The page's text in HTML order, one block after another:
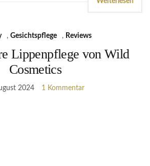
, Gesichtspflege , Reviews
Lippenpflege von Wild
Cosmetics
2024 1 Kommentar